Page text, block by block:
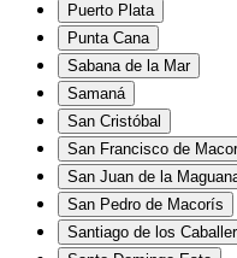
Puerto Plata
Punta Cana
Sabana de la Mar
Samaná
San Cristóbal
San Francisco de
San Juan de la
San Pedro de Macorís
Santiago de los